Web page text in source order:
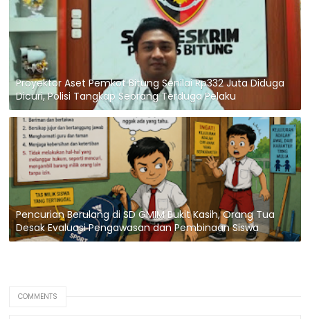
Proyektor Aset Pemkot Bitung Senilai Rp332 Juta Diduga
Dicuri, Polisi Tangkap Seorang Terduga Pelaku
Pencurian Berulang di SD GMIM Bukit Kasih, Orang Tua
Desak Evaluasi Pengawasan dan Pembinaan Siswa
COMMENTS